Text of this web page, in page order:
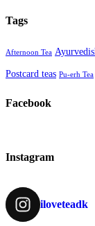
Tags
Afternoon Tea
Postcard teas Pu-erh Tea
Facebook
Instagram
iloveteadk